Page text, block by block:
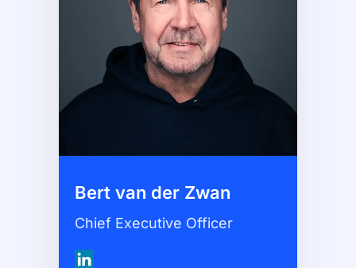
Bert van der Zwan
Chief Executive Officer